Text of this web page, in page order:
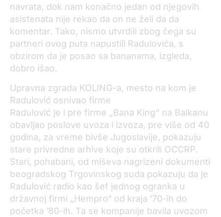
navrata, dok nam konačno jedan od njegovih
asistenata nije rekao da on ne želi da da
komentar. Tako, nismo utvrdili zbog čega su
partneri ovog puta napustili Radulovića, s
obzirom da je posao sa bananama, izgleda,
dobro išao.
Upravna zgrada KOLING-a, mesto na kom je
Radulović osnivao firme
Radulović je i pre firme „Bana King“ na Balkanu
obavljao poslove uvoza i izvoza, pre više od 40
godina, za vreme bivše Jugoslavije, pokazuju
stare privredne arhive koje su otkrili OCCRP.
Stari, pohabani, od miševa nagrizeni dokumenti
beogradskog Trgovinskog suda pokazuju da je
Radulović radio kao šef jednog ogranka u
državnoj firmi „Hempro“ od kraja ’70-ih do
početka ’80-ih. Ta se kompanije bavila uvozom